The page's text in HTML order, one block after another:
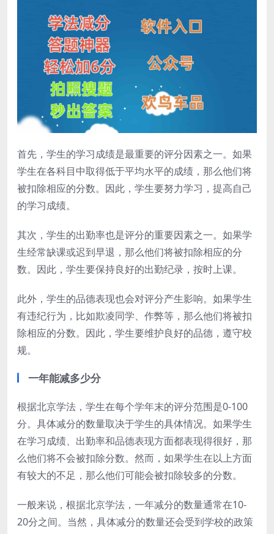
首先，学生的学习成绩是最重要的评分因素之一。如果
学生在各科目中取得低于平均水平的成绩，那么他们将
被扣除相应的分数。因此，学生要努力学习，提高自己
的学习成绩。
其次，学生的出勤率也是评分的重要因素之一。如果学
生经常缺课或迟到早退，那么他们将被扣除相应的分
数。因此，学生要保持良好的出勤纪录，按时上课。
此外，学生的品德表现也会对评分产生影响。如果学生
有违纪行为，比如欺凌同学、作弊等，那么他们将被扣
除相应的分数。因此，学生要维护良好的品德，遵守校
规。
一年能减多少分
根据北京学法，学生在每个学年末的评分范围是0-100
分。具体减分的数量取决于学生的具体情况。如果学生
在学习成绩、出勤率和品德表现方面都表现得很好，那
么他们将不会被扣除分数。然而，如果学生在以上方面
有较大的不足，那么他们可能会被扣除较多的分数。
一般来说，根据北京学法，一年减分的数量通常在10-
20分之间。当然，具体减分的数量还会受到学校的政策